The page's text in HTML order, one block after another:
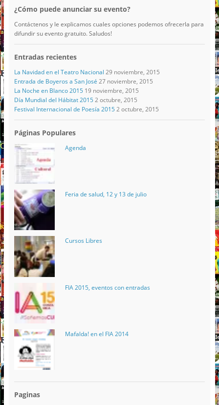
¿Cómo puede anunciar su evento?
Contáctenos y le explicamos cuales opciones podemos ofrecerla para
difundir su evento gratuito. Saludos!
Entradas recientes
La Navidad en el Teatro Nacional 29 noviembre, 2015
Entrada de Boyeros a San José 27 noviembre, 2015
La Noche en Blanco 2015 19 noviembre, 2015
Día Mundial del Hábitat 2015 2 octubre, 2015
Festival Internacional de Poesía 2015 2 octubre, 2015
Páginas Populares
Agenda
Feria de salud, 12 y 13 de julio
Cursos Libres
FIA 2015, eventos con entradas
Mafalda! en el FIA 2014
Paginas